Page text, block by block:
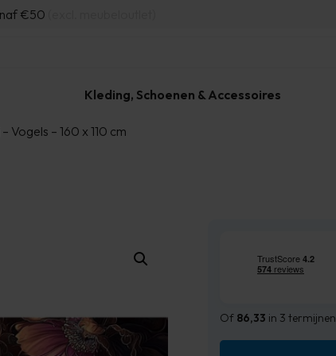
€50
Kleding, Schoenen & Accessoires
Vogels – 160 x 110 cm
Of 86,33 in 3 termijnen